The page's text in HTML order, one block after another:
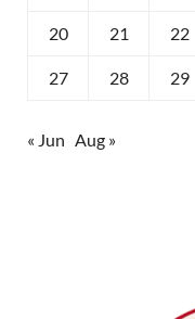
20 21 22
27 28 29
« Jun Aug »